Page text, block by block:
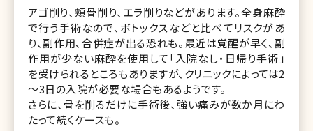
アゴ削り、頬骨削り、エラ削りなどがあります。全身麻酔
で行う手術なので、ボトックスなどと比べてリスクがあ
り、副作用、合併症が出る恐れも。最近は覚醒が早く、副
作用が少ない麻酔を使用して「入院なし・日帰り手術」
を受けられるところもありますが、クリニックによっては2
～3日の入院が必要な場合もあるようです。
さらに、骨を削るだけに手術後、強い痛みが数か月にわ
たって続くケースも。